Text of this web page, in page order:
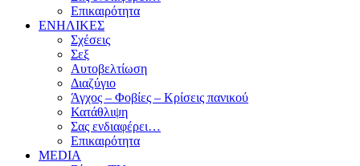
Επικαιρότητα
ΕΝΗΛΙΚΕΣ
Σχέσεις
Σεξ
Αυτοβελτίωση
Διαζύγιο
Άγχος – Φοβίες – Κρίσεις πανικού
Κατάθλιψη
Σας ενδιαφέρει…
Επικαιρότητα
MEDIA